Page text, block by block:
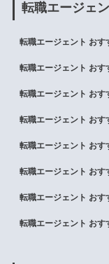
転職エージェ
転職エージェント おす
転職エージェント おす
転職エージェント おす
転職エージェント おす
転職エージェント おす
転職エージェント おす
転職エージェント おす
転職エージェント おす